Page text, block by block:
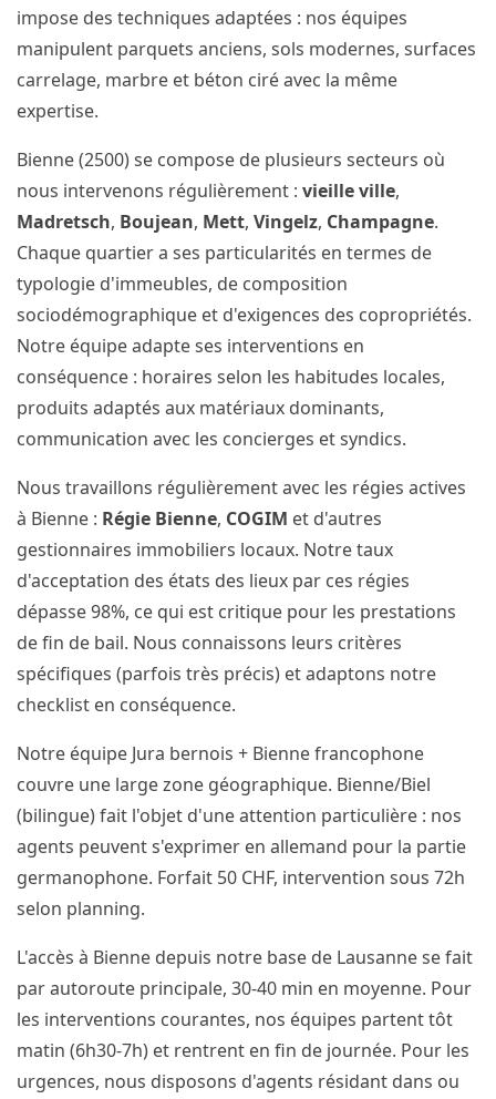
impose des techniques adaptées : nos équipes
manipulent parquets anciens, sols modernes, surfaces
carrelage, marbre et béton ciré avec la même
expertise.
Bienne (2500) se compose de plusieurs secteurs où
nous intervenons régulièrement : vieille ville,
Madretsch, Boujean, Mett, Vingelz, Champagne.
Chaque quartier a ses particularités en termes de
typologie d'immeubles, de composition
sociodémographique et d'exigences des copropriétés.
Notre équipe adapte ses interventions en
conséquence : horaires selon les habitudes locales,
produits adaptés aux matériaux dominants,
communication avec les concierges et syndics.
Nous travaillons régulièrement avec les régies actives
à Bienne : Régie Bienne, COGIM et d'autres
gestionnaires immobiliers locaux. Notre taux
d'acceptation des états des lieux par ces régies
dépasse 98%, ce qui est critique pour les prestations
de fin de bail. Nous connaissons leurs critères
spécifiques (parfois très précis) et adaptons notre
checklist en conséquence.
Notre équipe Jura bernois + Bienne francophone
couvre une large zone géographique. Bienne/Biel
(bilingue) fait l'objet d'une attention particulière : nos
agents peuvent s'exprimer en allemand pour la partie
germanophone. Forfait 50 CHF, intervention sous 72h
selon planning.
L'accès à Bienne depuis notre base de Lausanne se fait
par autoroute principale, 30-40 min en moyenne. Pour
les interventions courantes, nos équipes partent tôt
matin (6h30-7h) et rentrent en fin de journée. Pour les
urgences, nous disposons d'agents résidant dans ou